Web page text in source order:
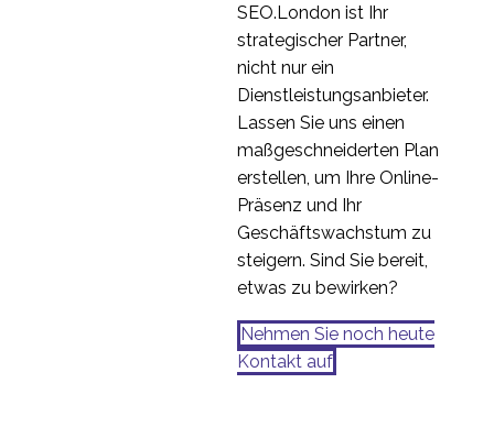
SEO.London ist Ihr
strategischer Partner,
nicht nur ein
Dienstleistungsanbieter.
Lassen Sie uns einen
maßgeschneiderten Plan
erstellen, um Ihre Online-
Präsenz und Ihr
Geschäftswachstum zu
steigern. Sind Sie bereit,
etwas zu bewirken?
Nehmen Sie noch heute
Kontakt auf